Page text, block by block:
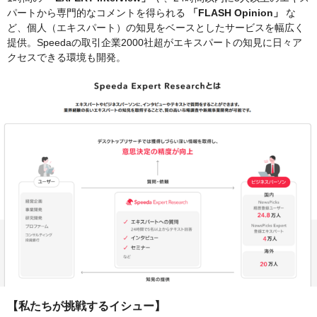
パートから専門的なコメントを得られる
「FLASH Opinion」
な
ど、個人（エキスパート）の知見をベースとしたサービスを幅広く
提供。Speedaの取引企業2000社超がエキスパートの知見に日々ア
クセスできる環境も開発。
【私たちが挑戦するイシュー】